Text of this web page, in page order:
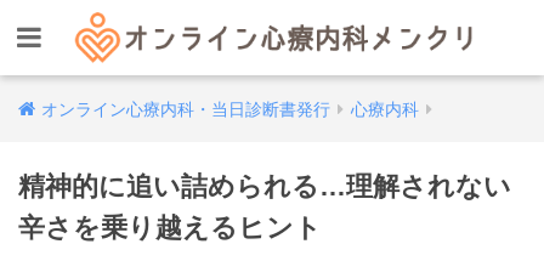
オンライン心療内科・当日診断書発行 心療内科
精神的に追い詰められる…理解されない
辛さを乗り越えるヒント